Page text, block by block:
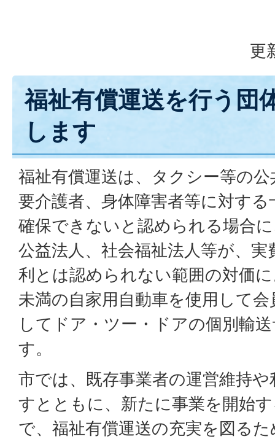
更
福祉有償運送を行う団
します
福祉有償運送は、タクシー等の
要介護者、身体障害者等に対す
確保できないと認められる場合
公益法人、社会福祉法人等が、
利とは認められない範囲の対価
未満の自家用自動車を使用して
してドア・ツー・ドアの個別輸
す。
市では、既存事業者の運営維持
すとともに、新たに事業を開始
で、福祉有償運送の充実を図る